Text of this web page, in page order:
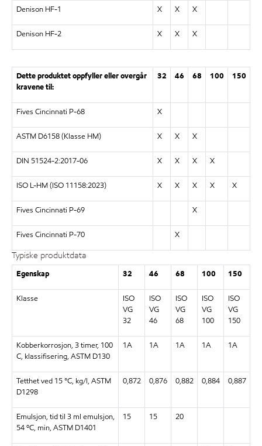
Denison HF-1 X X X
Denison HF-2 X X X
Dette produktet oppfyller eller overgår
kravene til:
32 46 68 100 150
Fives Cincinnati P-68 X
ASTM D6158 (Klasse HM) X X X
DIN 51524-2:2017-06 X X X X
ISO L-HM (ISO 11158:2023) X X X X X
Fives Cincinnati P-69 X
Fives Cincinnati P-70 X
Typiske produktdata
Egenskap 32 46 68 100 150
Klasse
ISO
VG
32
ISO
VG
46
ISO
VG
68
ISO
VG
100
ISO
VG
150
Kobberkorrosjon, 3 timer, 100
C, klassifisering, ASTM D130
1A 1A 1A 1A 1A
Tetthet ved 15 °C, kg/l, ASTM
D1298
0,872 0,876 0,882 0,884 0,887
Emulsjon, tid til 3 ml emulsjon,
54 ºC, min, ASTM D1401
15 15 20